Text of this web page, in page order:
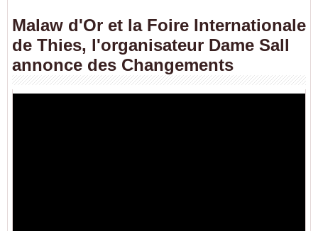
Malaw d'Or et la Foire Internationale
de Thies, l'organisateur Dame Sall
annonce des Changements